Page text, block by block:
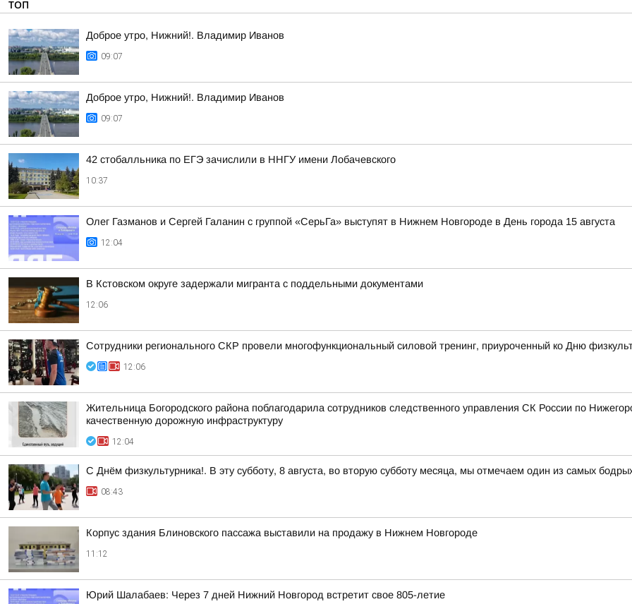
ТОП
Доброе утро, Нижний!. Владимир Иванов
09:07
Доброе утро, Нижний!. Владимир Иванов
09:07
42 стобалльника по ЕГЭ зачислили в ННГУ имени Лобачевского
10:37
Олег Газманов и Сергей Галанин с группой «СерьГа» выступят в Нижнем Новгороде в День города 15 августа
12:04
В Кстовском округе задержали мигранта с поддельными документами
12:06
Сотрудники регионального СКР провели многофункциональный силовой тренинг, приуроченный ко Дню
12:06
Жительница Богородского района поблагодарила сотрудников следственного управления СК России по
качественную дорожную инфраструктуру
12:04
С Днём физкультурника!. В эту субботу, 8 августа, во вторую субботу месяца, мы отмечаем один из самых
08:43
Корпус здания Блиновского пассажа выставили на продажу в Нижнем Новгороде
11:12
Юрий Шалабаев: Через 7 дней Нижний Новгород встретит свое 805-летие